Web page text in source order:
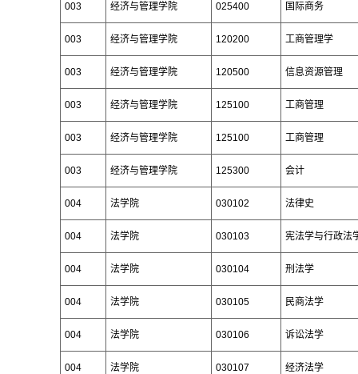
003 经济与管理学院 025400 国际商务
003 经济与管理学院 120200 工商管理学
003 经济与管理学院 120500 信息资源管理
003 经济与管理学院 125100 工商管理
003 经济与管理学院 125100 工商管理
003 经济与管理学院 125300 会计
004 法学院 030102 法律史
004 法学院 030103 宪法学与行政法
004 法学院 030104 刑法学
004 法学院 030105 民商法学
004 法学院 030106 诉讼法学
004 法学院 030107 经济法学